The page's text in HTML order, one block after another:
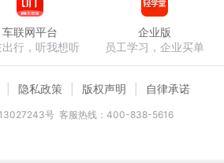
车联网平台
出行，听我想听
企业版
员工学习，企业买单
隐私政策 版权声明 自律承诺
号 客服热线：400-838-5616